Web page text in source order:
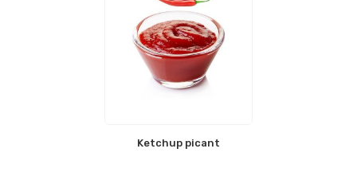
Ketchup picant